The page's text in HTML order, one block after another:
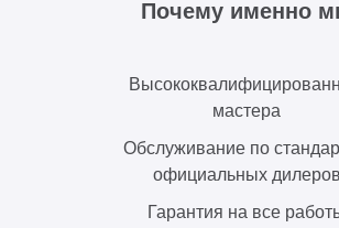
Почему именно
мастера
Обслуживание по
официальных дилеров
Гарантия на все